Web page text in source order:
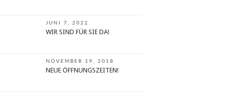
JUNI 7, 2022
WIR SIND FÜR SIE DA!
NOVEMBER 19, 2018
NEUE ÖFFNUNGSZEITEN!